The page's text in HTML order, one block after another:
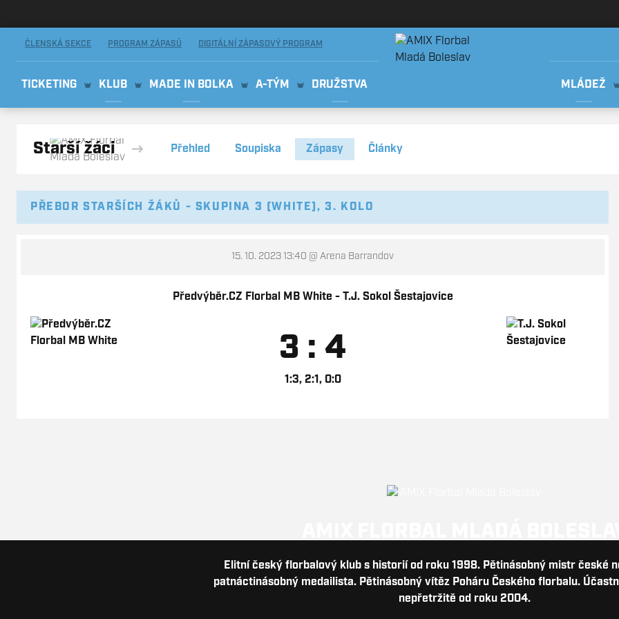
ČLENSKÁ SEKCE PROGRAM ZÁPASŮ DIGITÁLNÍ ZÁPASOVÝ PROGRAM
TICKETING KLUB MADE IN BOLKA A-TÝM DRUŽSTVA MLÁDEŽ
Starší žáci Přehled Soupiska Zápasy Články
PŘEBOR STARŠÍCH ŽÁKŮ - SKUPINA 3 (WHITE), 3. KOLO
15. 10. 2023 13:40 @ Arena Barrandov
Předvýběr.CZ Florbal MB White - T.J. Sokol Šestajovice
3 : 4
1:3, 2:1, 0:0
Elitní český florbalový klub s historií od roku 1998. Pětinásobný mistr české
patnáctinásobný medailista. Pětinásobný vítěz Poháru Českého florbalu.
nepřetržitě od roku 2004.